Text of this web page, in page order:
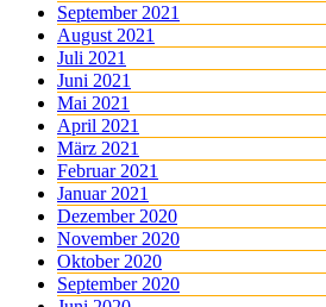
September 2021
August 2021
Juli 2021
Juni 2021
Mai 2021
April 2021
März 2021
Februar 2021
Januar 2021
Dezember 2020
November 2020
Oktober 2020
September 2020